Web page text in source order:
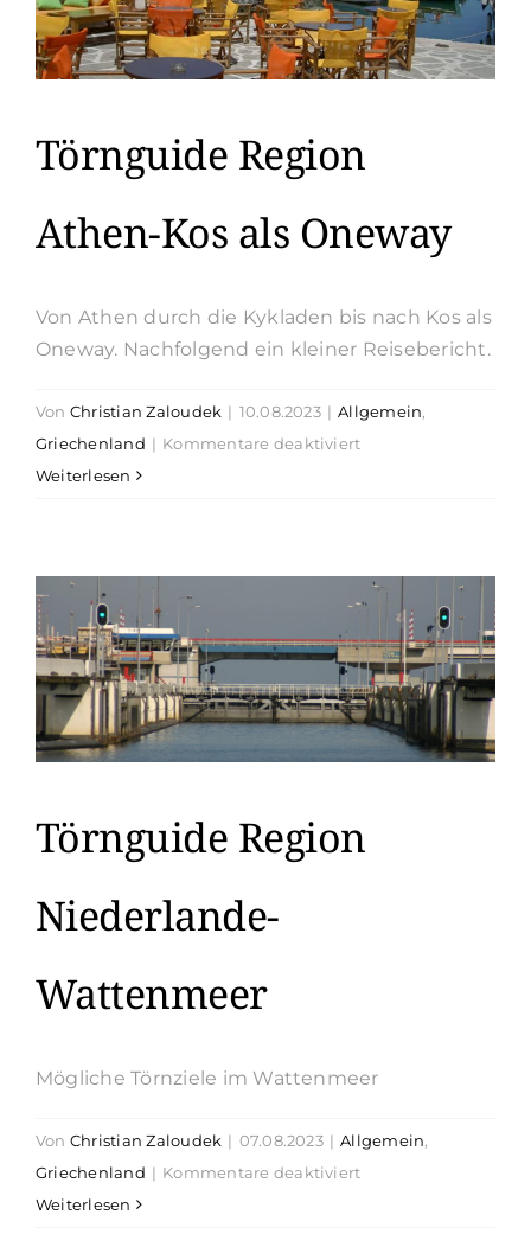
Törnguide Region
Athen-Kos als Oneway
Von Athen durch die Kykladen bis nach Kos als
Oneway. Nachfolgend ein kleiner Reisebericht.
Von Christian Zaloudek | 10.08.2023 | Allgemein,
Griechenland | Kommentare deaktiviertfür
als
Oneway
Weiterlesen
Törnguide Region
Niederlande-
Wattenmeer
Mögliche Törnziele im Wattenmeer
Von Christian Zaloudek | 07.08.2023 | Allgemein,
Griechenland | Kommentare deaktiviertfür
Weiterlesen